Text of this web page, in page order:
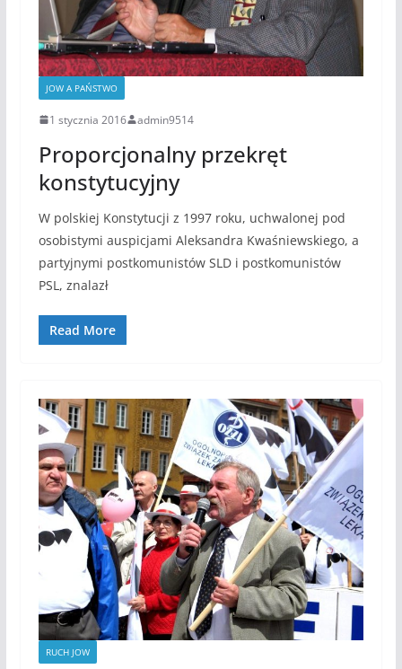
JOW A PAŃSTWO
1 stycznia 2016 admin9514
Proporcjonalny przekręt
konstytucyjny
W polskiej Konstytucji z 1997 roku, uchwalonej pod
osobistymi auspicjami Aleksandra Kwaśniewskiego, a
partyjnymi postkomunistów SLD i postkomunistów
PSL, znalazł
Read More
RUCH JOW